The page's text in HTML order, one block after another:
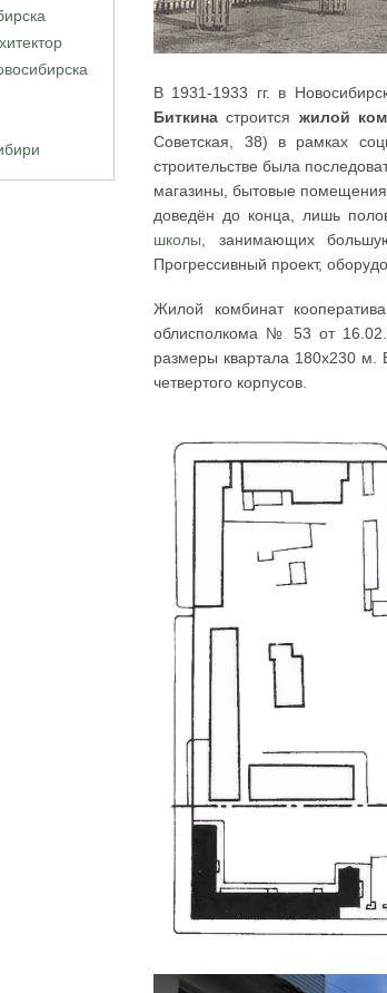
В 1931-1933 гг. в
Биткина строится жилой
Советская, 38) в рамках
строительстве была
магазины, бытовые
доведён до конца, лишь
школы , занимающих
Прогрессивный проект,
Жилой комбинат
облисполкома № 53 от
размеры квартала 180x230 м.
четвертого корпусов.